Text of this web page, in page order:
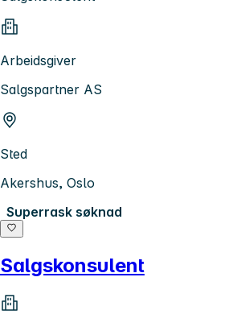
Arbeidsgiver
Salgspartner AS
Sted
Akershus, Oslo
Superrask søknad
Salgskonsulent